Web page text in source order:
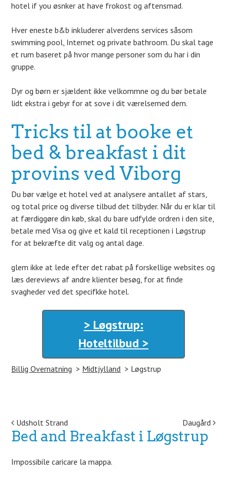
hotel if you øsnker at have frokost og aftensmad.
Hver eneste b&b inkluderer alverdens services såsom
swimming pool, Internet og private bathroom. Du skal tage
et rum baseret på hvor mange personer som du har i din
gruppe.
Dyr og børn er sjældent ikke velkommne og du bør betale
lidt ekstra i gebyr for at sove i dit værelsemed dem.
Tricks til at booke et
bed & breakfast i dit
provins ved Viborg
Du bør vælge et hotel ved at analysere antallet af stars,
og total price og diverse tilbud det tilbyder. Når du er klar til
at færdiggøre din køb, skal du bare udfylde ordren i den site,
betale med Visa og give et kald til receptionen i Løgstrup
for at bekræfte dit valg og antal dage.
glem ikke at lede efter det rabat på forskellige websites og
læs dereviews af andre klienter besøg, for at finde
svagheder ved det specifkke hotel.
> Løgstrup:
Hoteltilbud >
Billig Overnatning Midtjylland Løgstrup
Post navigation
Udsholt Strand Daugård
Bed and Breakfast i Løgstrup
Impossibile caricare la mappa.